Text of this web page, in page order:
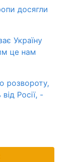
досягли
Україну
це нам
розвороту,
Росії, -